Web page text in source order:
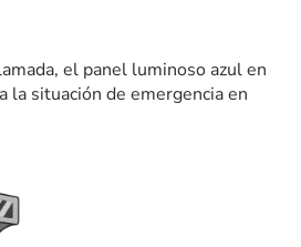
el panel luminoso azul en
la situación de emergencia en